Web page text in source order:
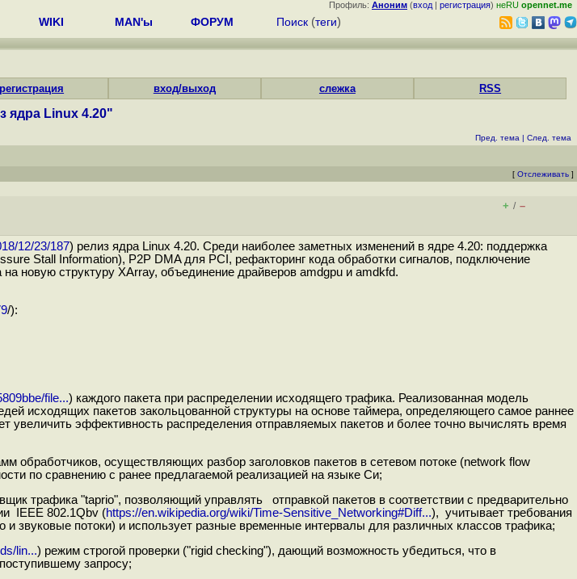
Профиль: Аноним (вход | регистрация) неRU opennet.me
WIKI MAN'ы ФОРУМ Поиск (теги)
регистрация вход/выход слежка RSS
ядра Linux 4.20"
Пред. тема | След. тема
[ Отслеживать ]
+ / –
12/23/187) релиз ядра Linux 4.20. Среди наиболее заметных изменений в ядре 4.20: поддержка
Stall Information), P2P DMA для PCI, рефакторинг кода обработки сигналов, подключение
новую структуру XArray, объединение драйверов amdgpu и amdkfd.
/):
file...) каждого пакета при распределении исходящего трафика. Реализованная модель
исходящих пакетов закольцованной структуры на основе таймера, определяющего самое раннее
увеличить эффективность распределения отправляемых пакетов и более точно вычислять время
обработчиков, осуществляющих разбор заголовков пакетов в сетевом потоке (network flow
по сравнению c ранее предлагаемой реализацией на языке Си;
трафика "taprio", позволяющий управлять отправкой пакетов в соответствии с предварительно
IEEE 802.1Qbv (https://en.wikipedia.org/wiki/Time-Sensitive_Networking#Diff...), учитывает требования
звуковые потоки) и использует разные временные интервалы для различных классов трафика;
lin...) режим строгой проверки ("rigid checking"), дающий возможность убедиться, что в
запросу;